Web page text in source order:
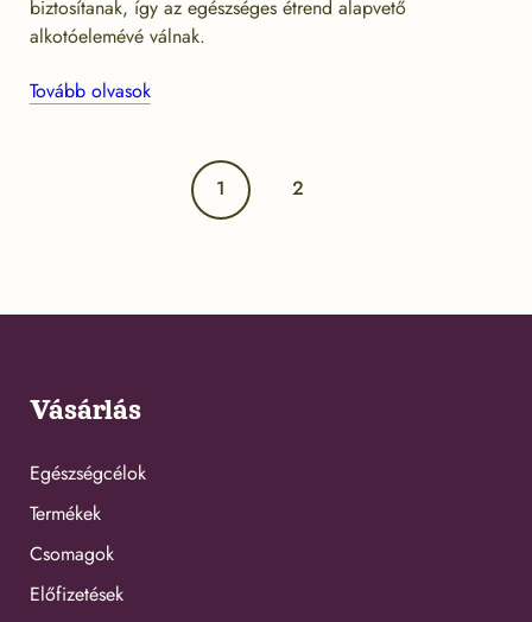
biztosítanak, így az egészséges étrend alapvető
alkotóelemévé válnak.
Tovább olvasok
Bejegyzések
1 2
Vásárlás
Egészségcélok
Termékek
Csomagok
Előfizetések